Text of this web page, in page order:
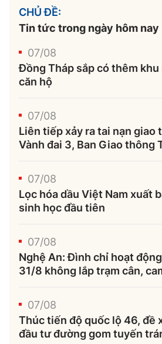
CHỦ ĐỀ:
Tin tức trong ngày hôm nay
07/08
Đồng Tháp sắp có thêm khu
căn hộ
07/08
Liên tiếp xảy ra tai nạn giao
Vành đai 3, Ban Giao thông
07/08
Lọc hóa dầu Việt Nam xuất
sinh học đầu tiên
07/08
Nghệ An: Đình chỉ hoạt
31/8 không lắp trạm cân,
07/08
Thúc tiến độ quốc lộ 46, đề
đầu tư đường gom tuyến